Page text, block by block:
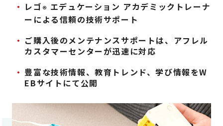
レゴ® エデュケーション アカデミックトレーナ
ーによる信頼の技術サポート
ご購入後のメンテナンスサポートは、 アフレル
カスタマーセンターが迅速に対応
豊富な技術情報、教育トレンド、学び情報をW
EBサイトにて公開